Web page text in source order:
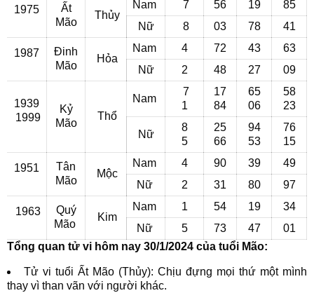
1975
Ất
Mão
Thủy
Nam 7 56 19
85
Nữ
8 03 78 41
1987
Đinh
Mão
Hỏa
Nam 4 72 43
63
Nữ
2 48 27 09
1939
1999
Kỷ
Mão
Thổ
Nam
7
1
17
84
65
06
58
23
Nữ
8
5
25
66
94
53
76
15
1951
Tân
Mão
Mộc
Nam 4 90 39
49
Nữ
2 31 80 97
1963
Quý
Mão
Kim
Nam 1 54 19
34
Nữ
5 73 47
01
Tổng quan tử vi hôm nay 30/1/2024 của tuổi Mão:
Tử vi tuổi Ất Mão (Thủy): Chịu đựng mọi thứ một mình
thay vì than vãn với người khác.